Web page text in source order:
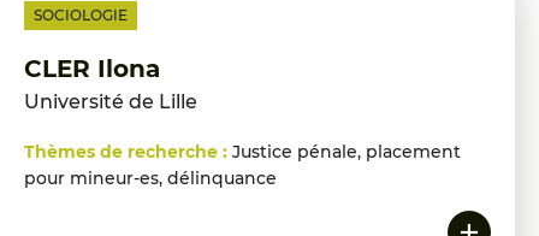
SOCIOLOGIE
CLER Ilona
Université de Lille
Thèmes de recherche : Justice pénale, placement
pour mineur-es, délinquance